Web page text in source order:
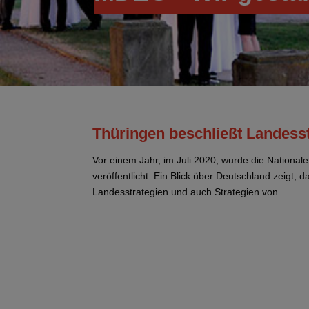
Thüringen beschließt
Vor einem Jahr, im Juli 2020, wurde die
veröffentlicht. Ein Blick über Deutschland zeigt,
Landesstrategien und auch Strategien von...